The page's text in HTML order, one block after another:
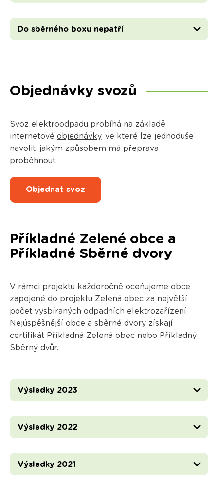
Do sběrného boxu nepatří
Objednávky svozů
Svoz elektroodpadu probíhá na základě
internetové objednávky, ve které lze jednoduše
navolit, jakým způsobem má přeprava
proběhnout.
Objednat svoz
Příkladné Zelené obce a
Příkladné Sběrné dvory
V rámci projektu každoročně oceňujeme obce
zapojené do projektu Zelená obec za největší
počet vysbíraných odpadních elektrozařízení.
Nejúspěšnější obce a sběrné dvory získají
certifikát Příkladná Zelená obec nebo Příkladný
Sběrný dvůr.
Výsledky 2023
Výsledky 2022
Výsledky 2021